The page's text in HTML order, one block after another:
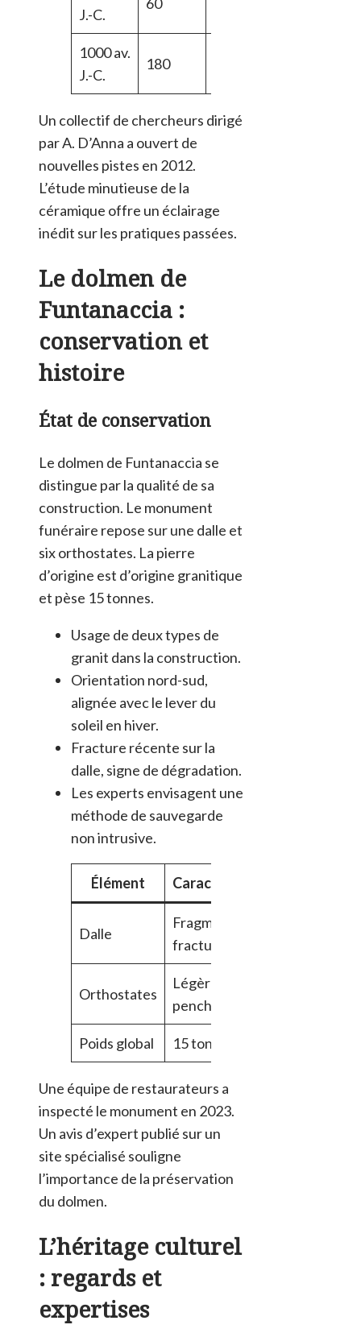
J.-C.
1000 av.
J.-C.
180
Un collectif de chercheurs dirigé
par A. D’Anna a ouvert de
nouvelles pistes en 2012.
L’étude minutieuse de la
céramique offre un éclairage
inédit sur les pratiques passées.
Le dolmen de
Funtanaccia :
conservation et
histoire
État de conservation
Le dolmen de Funtanaccia se
distingue par la qualité de sa
construction. Le monument
funéraire repose sur une dalle et
six orthostates. La pierre
d’origine est d’origine granitique
et pèse 15 tonnes.
Usage de deux types de
granit dans la construction.
Orientation nord-sud,
alignée avec le lever du
soleil en hiver.
Fracture récente sur la
dalle, signe de dégradation.
Les experts envisagent une
méthode de sauvegarde
non intrusive.
Élément Caractéristique
Dalle
Fragment
fracturé
Orthostates
Légèrement
penchés
Poids global 15 tonnes
Une équipe de restaurateurs a
inspecté le monument en 2023.
Un avis d’expert publié sur un
site spécialisé souligne
l’importance de la préservation
du dolmen.
L’héritage culturel
: regards et
expertises